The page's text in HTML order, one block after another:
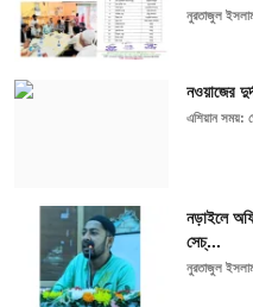
নুরতাজুল
নওয়াজের
এশিয়ান সময়:
নড়াইলে
সেচ্...
নুরতাজুল